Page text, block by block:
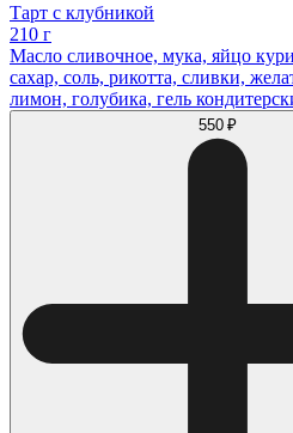
Тарт с клубникой
210 г
Масло сливочное, мука, яйцо
сахар, соль, рикотта, сливки,
лимон, голубика, гель
550 ₽